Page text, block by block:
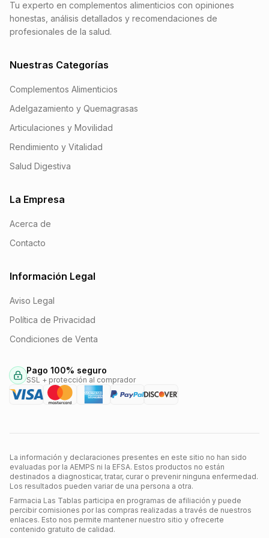
Tu experto en complementos alimenticios con opiniones
honestas, análisis detallados y recomendaciones de
profesionales de la salud.
Nuestras Categorías
Complementos Alimenticios
Adelgazamiento y Quemagrasas
Articulaciones y Movilidad
Rendimiento y Vitalidad
Salud Digestiva
La Empresa
Acerca de
Contacto
Información Legal
Aviso Legal
Política de Privacidad
Condiciones de Venta
Pago 100% seguro
SSL + protección al comprador
La información y declaraciones presentes en este sitio no han sido
evaluadas por la AEMPS ni la EFSA. Estos productos no están
destinados a diagnosticar, tratar, curar o prevenir ninguna enfermedad.
Los resultados pueden variar de una persona a otra.
Farmacia Las Tablas participa en programas de afiliación y puede
percibir comisiones por las compras realizadas a través de nuestros
enlaces. Esto nos permite mantener nuestro sitio y ofrecerte
contenido gratuito de calidad.